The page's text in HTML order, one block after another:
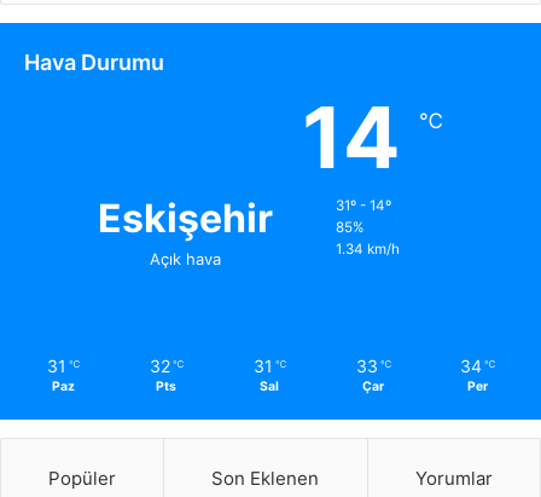
Hava Durumu
Eskişehir
Açık hava
14 ℃
31º - 14º
85%
1.34 km/h
31 ℃
Paz
32 ℃
Pts
31 ℃
Sal
33 ℃
Çar
34 ℃
Per
Popüler Son Eklenen Yorumlar